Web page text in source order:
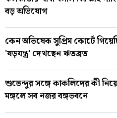
বড় অভিযোগ
কেন অভিষেক সুপ্রিম কোর্টে
'ষড়যন্ত্র' দেখছেন ঋতব্রত
শুভেন্দুর সঙ্গে কাকলিদের কী
মঙ্গলে সব নজর বঙ্গভবনে